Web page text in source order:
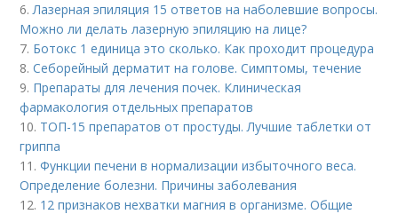
6.Лазерная эпиляция 15 ответов на наболевшие вопросы.
Можно ли делать лазерную эпиляцию на лице?
7. Ботокс 1 единица это сколько. Как проходит процедура
8.Себорейный дерматит на голове. Cимптомы, течение
9. Препараты для лечения почек. Клиническая
фармакология отдельных препаратов
10. ТОП-15 препаратов от простуды. Лучшие таблетки от
гриппа
11.Функции печени в нормализации избыточного веса.
Определение болезни. Причины заболевания
12. 12 признаков нехватки магния в организме. Общие